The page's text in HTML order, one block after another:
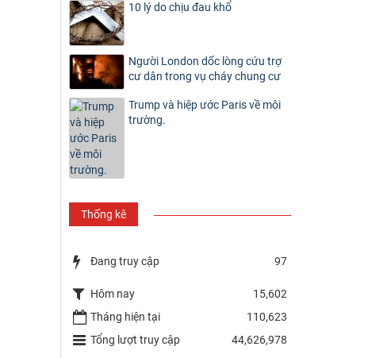
10 lý do chịu đau khổ
Người London dốc lòng cứu trợ
cư dân trong vụ cháy chung cư
Trump và hiệp ước Paris về môi
trường.
Thống kê
Đang truy cập 97
Hôm nay
15,602
Tháng hiện tại
110,623
Tổng lượt truy cập
44,626,978